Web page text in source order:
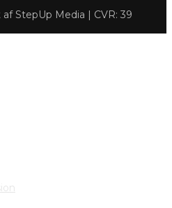
StepUp Media | CVR: 39